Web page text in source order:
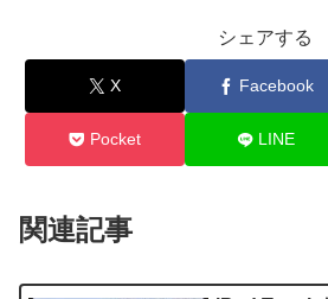
シェアする
X Facebook
Pocket LINE
関連記事